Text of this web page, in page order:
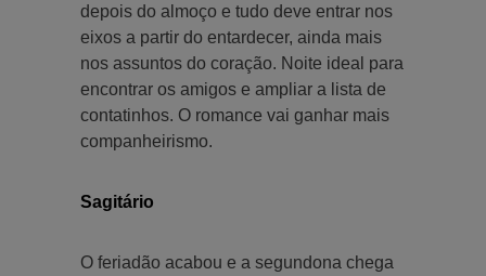
depois do almoço e tudo deve entrar nos
eixos a partir do entardecer, ainda mais
nos assuntos do coração. Noite ideal para
encontrar os amigos e ampliar a lista de
contatinhos. O romance vai ganhar mais
companheirismo.
Sagitário
O feriadão acabou e a segundona chega